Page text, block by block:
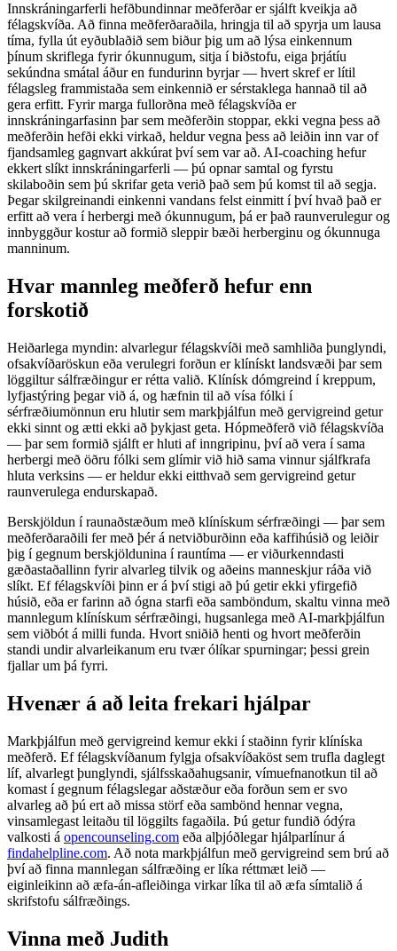
Innskráningarferli hefðbundinnar meðferðar er sjálft kveikja að
félagskvíða. Að finna meðferðaraðila, hringja til að spyrja um lausa
tíma, fylla út eyðublaðið sem biður þig um að lýsa einkennum
þínum skriflega fyrir ókunnugum, sitja í biðstofu, eiga þrjátíu
sekúndna smátal áður en fundurinn byrjar — hvert skref er lítil
félagsleg frammistaða sem einkennið er sérstaklega hannað til að
gera erfitt. Fyrir marga fullorðna með félagskvíða er
innskráningarfasinn þar sem meðferðin stoppar, ekki vegna þess að
meðferðin hefði ekki virkað, heldur vegna þess að leiðin inn var of
fjandsamleg gagnvart akkúrat því sem var að. AI-coaching hefur
ekkert slíkt innskráningarferli — þú opnar samtal og fyrstu
skilaboðin sem þú skrifar geta verið það sem þú komst til að segja.
Þegar skilgreinandi einkenni vandans felst einmitt í því hvað það er
erfitt að vera í herbergi með ókunnugum, þá er það raunverulegur og
innbyggður kostur að formið sleppir bæði herberginu og ókunnuga
manninum.
Hvar mannleg meðferð hefur enn
forskotið
Heiðarlega myndin: alvarlegur félagskvíði með samhliða þunglyndi,
ofsakvíðaröskun eða verulegri forðun er klínískt landsvæði þar sem
löggiltur sálfræðingur er rétta valið. Klínísk dómgreind í kreppum,
lyfjastýring þegar við á, og hæfnin til að vísa fólki í
sérfræðiumönnun eru hlutir sem markþjálfun með gervigreind getur
ekki sinnt og ætti ekki að þykjast geta. Hópmeðferð við félagskvíða
— þar sem formið sjálft er hluti af inngripinu, því að vera í sama
herbergi með öðru fólki sem glímir við hið sama vinnur sjálfkrafa
hluta verksins — er heldur ekki eitthvað sem gervigreind getur
raunverulega endurskapað.
Berskjöldun í raunaðstæðum með klínískum sérfræðingi — þar sem
meðferðaraðili fer með þér á netviðburðinn eða kaffihúsið og leiðir
þig í gegnum berskjöldunina í rauntíma — er viðurkenndasti
gæðastaðallinn fyrir alvarleg tilvik og aðeins manneskjur ráða við
slíkt. Ef félagskvíði þinn er á því stigi að þú getir ekki yfirgefið
húsið, eða er farinn að ógna starfi eða samböndum, skaltu vinna með
mannlegum klínískum sérfræðingi, hugsanlega með AI-markþjálfun
sem viðbót á milli funda. Hvort sniðið henti og hvort meðferðin
standi undir alvarleikanum eru tvær ólíkar spurningar; þessi grein
fjallar um þá fyrri.
Hvenær á að leita frekari hjálpar
Markþjálfun með gervigreind kemur ekki í staðinn fyrir klíníska
meðferð. Ef félagskvíðanum fylgja ofsakvíðaköst sem trufla daglegt
líf, alvarlegt þunglyndi, sjálfsskaðahugsanir, vímuefnanotkun til að
komast í gegnum félagslegar aðstæður eða forðun sem er svo
alvarleg að þú ert að missa störf eða sambönd hennar vegna,
vinsamlegast leitaðu til löggilts fagaðila. Þú getur fundið ódýra
valkosti á opencounseling.com eða alþjóðlegar hjálparlínur á
findahelpline.com. Að nota markþjálfun með gervigreind sem brú að
því að finna mannlegan sálfræðing er líka réttmæt leið —
eiginleikinn að æfa-án-afleiðinga virkar líka til að æfa símtalið á
skrifstofu sálfræðings.
Vinna með Judith